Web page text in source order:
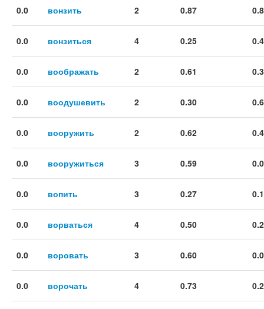
0.0 вонзить 2 0.87
0.0 вонзиться 4 0.25
0.0 воображать 2 0.61
0.0 воодушевить 2 0.30
0.0 вооружить 2 0.62
0.0 вооружиться 3 0.59
0.0 вопить 3 0.27
0.0 ворваться 4 0.50
0.0 воровать 3 0.60
0.0 ворочать 4 0.73